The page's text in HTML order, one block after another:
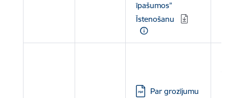
īpašumos”
Īstenošanu
Lejupielādēt:
Par grozījumu